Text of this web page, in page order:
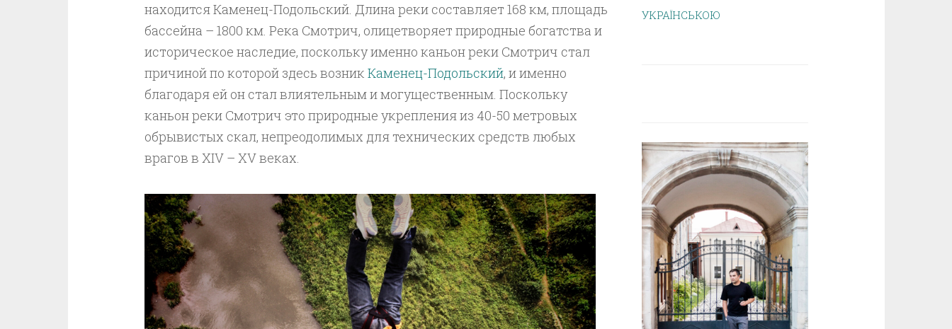
находится Каменец-Подольский. Длина реки составляет 168 км, площадь
бассейна – 1800 км. Река Смотрич, олицетворяет природные богатства и
историческое наследие, поскольку именно каньон реки Смотрич стал
причиной по которой здесь возник Каменец-Подольский, и именно
благодаря ей он стал влиятельным и могущественным. Поскольку
каньон реки Смотрич это природные укрепления из 40-50 метровых
обрывистых скал, непреодолимых для технических средств любых
врагов в XIV – XV веках.
УКРАЇНСЬКОЮ